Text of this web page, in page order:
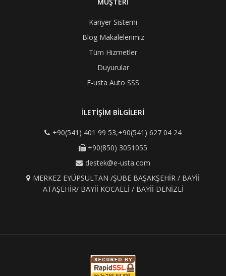
MÜŞTERİ
Kariyer Sistemi
Blog Makalelerimiz
Tüm Hizmetler
Duyurular
E-usta Auto SSS
İLETİŞİM BİLGİLERİ
+90(541) 401 99 53,+90(541) 627 04 24
+90(850) 3051055
destek@e-usta.com
MERKEZ EYÜPSULTAN /ŞUBE BAŞAKŞEHİR / BAYİİ
ATAŞEHİR/ BAYİİ KOCAELİ / BAYİİ DENİZLİ